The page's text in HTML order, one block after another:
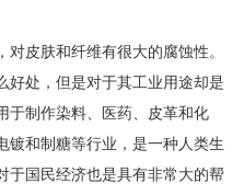
对皮肤和纤维有很大的腐蚀性。
好处，但是对于其工业用途却是
于制作染料、医药、皮革和化
镀和制糖等行业，是一种人类生
于国民经济也是具有非常大的帮